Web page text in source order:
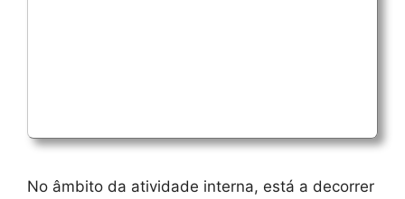
No âmbito da atividade interna, está a decorrer